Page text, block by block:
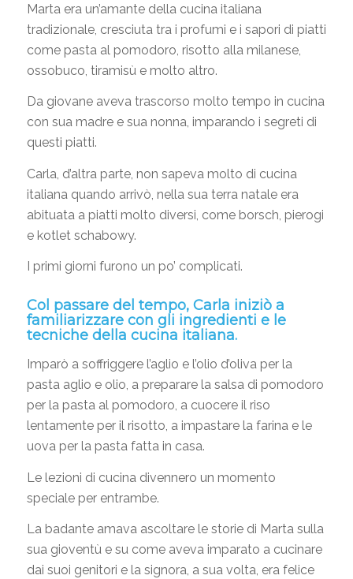
Marta era un’amante della cucina italiana
tradizionale, cresciuta tra i profumi e i sapori di piatti
come pasta al pomodoro, risotto alla milanese,
ossobuco, tiramisù e molto altro.
Da giovane aveva trascorso molto tempo in cucina
con sua madre e sua nonna, imparando i segreti di
questi piatti.
Carla, d’altra parte, non sapeva molto di cucina
italiana quando arrivò, nella sua terra natale era
abituata a piatti molto diversi, come borsch, pierogi
e kotlet schabowy.
I primi giorni furono un po’ complicati.
Col passare del tempo, Carla iniziò a
familiarizzare con gli ingredienti e le
tecniche della cucina italiana.
Imparò a soffriggere l’aglio e l’olio d’oliva per la
pasta aglio e olio, a preparare la salsa di pomodoro
per la pasta al pomodoro, a cuocere il riso
lentamente per il risotto, a impastare la farina e le
uova per la pasta fatta in casa.
Le lezioni di cucina divennero un momento
speciale per entrambe.
La badante amava ascoltare le storie di Marta sulla
sua gioventù e su come aveva imparato a cucinare
dai suoi genitori e la signora, a sua volta, era felice